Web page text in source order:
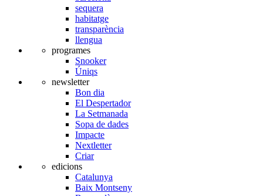
sequera
habitatge
transparència
llengua
programes
Snooker
Úniqs
newsletter
Bon dia
El Despertador
La Setmanada
Sopa de dades
Impacte
Nextletter
Criar
edicions
Catalunya
Baix Montseny